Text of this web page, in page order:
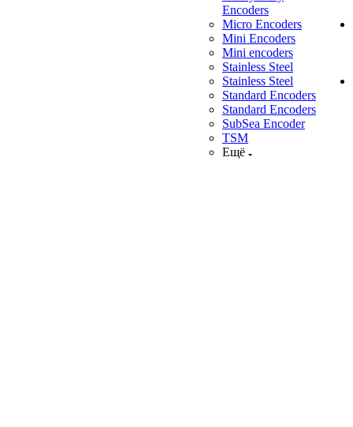
Encoders
Micro Encoders
Mini Encoders
Mini encoders
Stainless Steel
Stainless Steel
Standard Encoders
Standard Encoders
SubSea Encoder
TSM
Ещё